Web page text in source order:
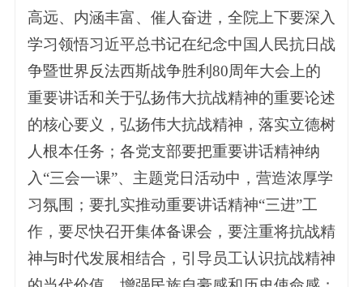
高远、内涵丰富、催人奋进，全院上下要深入
学习领悟习近平总书记在纪念中国人民抗日战
争暨世界反法西斯战争胜利80周年大会上的
重要讲话和关于弘扬伟大抗战精神的重要论述
的核心要义，弘扬伟大抗战精神，落实立德树
人根本任务；各党支部要把重要讲话精神纳
入“三会一课”、主题党日活动中，营造浓厚学
习氛围；要扎实推动重要讲话精神“三进”工
作，要尽快召开集体备课会，要注重将抗战精
神与时代发展相结合，引导员工认识抗战精神